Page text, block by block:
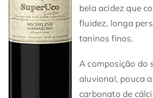
bela acidez que
fluidez, longa
taninos finos.
A composição do
aluvional, pouca
carbonato de